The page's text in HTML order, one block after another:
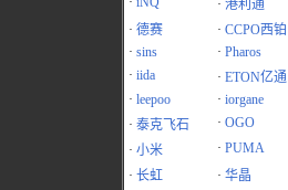
· 港利通
· 德赛 · CCPO西铂
· sins · Pharos
· iida · ETON亿通
· leepoo · iorgane
· 泰克飞石 · OGO
· 小米 · PUMA
· 长虹 · 华晶